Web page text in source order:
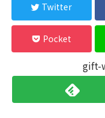
Twitter
Pocket
gift-